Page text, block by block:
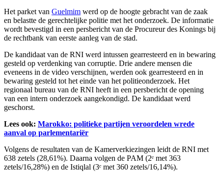
Het parket van Guelmim werd op de hoogte gebracht van de zaak
en belastte de gerechtelijke politie met het onderzoek. De informatie
wordt bevestigd in een persbericht van de Procureur des Konings bij
de rechtbank van eerste aanleg van de stad.
De kandidaat van de RNI werd intussen gearresteerd en in bewaring
gesteld op verdenking van corruptie. Drie andere mensen die
eveneens in de video verschijnen, werden ook gearresteerd en in
bewaring gesteld tot het einde van het politieonderzoek. Het
regionaal bureau van de RNI heeft in een persbericht de opening
van een intern onderzoek aangekondigd. De kandidaat werd
geschorst.
Lees ook: Marokko: politieke partijen veroordelen wrede
aanval op parlementariër
Volgens de resultaten van de Kamerverkiezingen leidt de RNI met
638 zetels (28,61%). Daarna volgen de PAM (2ᵉ met 363
zetels/16,28%) en de Istiqlal (3ᵉ met 360 zetels/16,14%).